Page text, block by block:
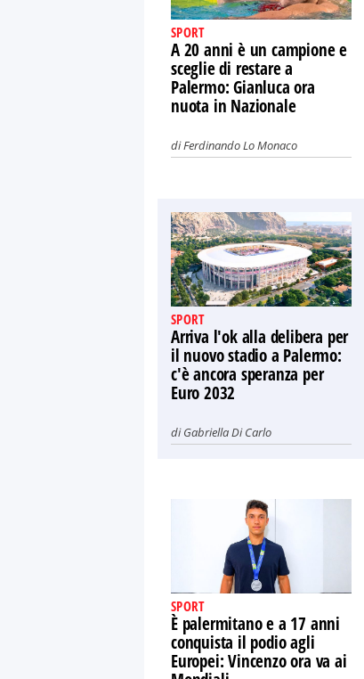
SPORT
A 20 anni è un campione e
sceglie di restare a
Palermo: Gianluca ora
nuota in Nazionale
diFerdinando Lo Monaco
SPORT
Arriva l'ok alla delibera per
il nuovo stadio a Palermo:
c'è ancora speranza per
Euro 2032
diGabriella Di Carlo
SPORT
È palermitano e a 17 anni
conquista il podio agli
Europei: Vincenzo ora va ai